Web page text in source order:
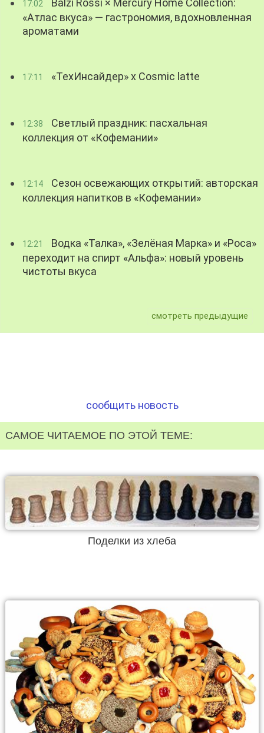
17:02
Balzi Rossi × Mercury Home Collection:
«Атлас вкуса» — гастрономия, вдохновленная
ароматами
17:11 «ТехИнсайдер» х Cosmic latte
12:38
Светлый праздник: пасхальная
коллекция от «Кофемании»
12:14
Сезон освежающих открытий: авторская
коллекция напитков в «Кофемании»
12:21
Водка «Талка», «Зелёная Марка» и «Роса»
переходит на спирт «Альфа»: новый уровень
чистоты вкуса
смотреть предыдущие
сообщить новость
САМОЕ ЧИТАЕМОЕ ПО ЭТОЙ ТЕМЕ:
Поделки из хлеба